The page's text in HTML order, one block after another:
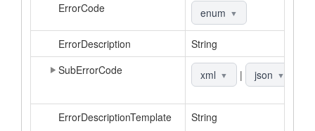
ErrorCode enum ▼
ErrorDescription String
SubErrorCode
xml ▼ | json ▼
ErrorDescriptionTemplate String